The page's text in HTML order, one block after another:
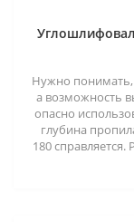
Нужно понимать,
а возможность
опасно
глубина
180